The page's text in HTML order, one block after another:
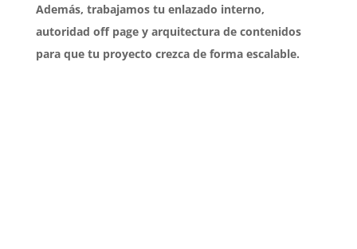
Además, trabajamos tu enlazado interno,
autoridad off page y arquitectura de contenidos
para que tu proyecto crezca de forma escalable.